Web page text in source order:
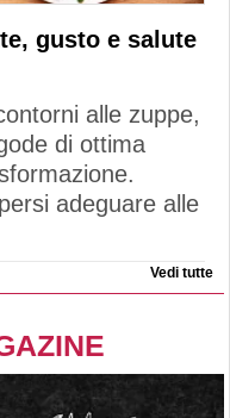
gusto e salute
alle zuppe,
di ottima
adeguare alle
Vedi tutte